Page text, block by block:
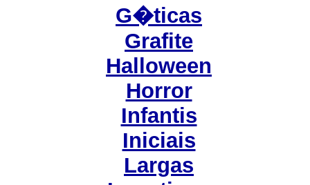
G�ticas
Grafite
Halloween
Horror
Infantis
Iniciais
Largas